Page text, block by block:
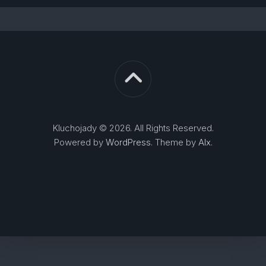
Kluchojady © 2026. All Rights Reserved.
Powered by WordPress. Theme by Alx.